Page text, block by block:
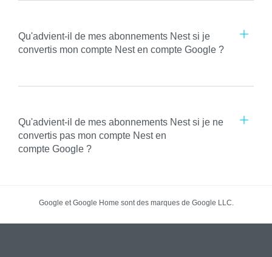
Qu'advient-il de mes abonnements Nest si je
convertis mon compte Nest en compte Google ?
Qu'advient-il de mes abonnements Nest si je ne
convertis pas mon compte Nest en
compte Google ?